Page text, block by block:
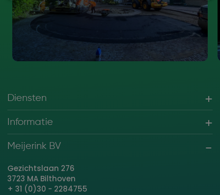
Diensten
Informatie
Meijerink BV
Gezichtslaan 276
3723 MA Bilthoven
+ 31 (0)30 - 2284755